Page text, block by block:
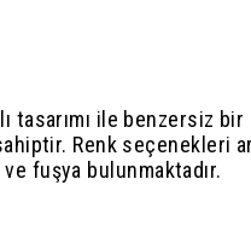
ile benzersiz
Renk seçenekleri
fuşya bulunmaktadır.